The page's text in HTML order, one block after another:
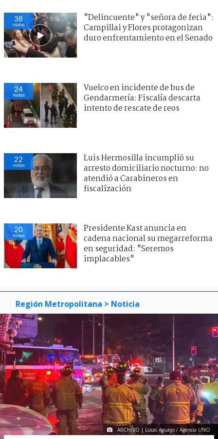
38
visitas
"Delincuente" y "señora de feria":
Campillai y Flores protagonizan
duro enfrentamiento en el Senado
24
visitas
Vuelco en incidente de bus de
Gendarmería: Fiscalía descarta
intento de rescate de reos
22
visitas
Luis Hermosilla incumplió su
arresto domiciliario nocturno: no
atendió a Carabineros en
fiscalización
20
visitas
Presidente Kast anuncia en
cadena nacional su megarreforma
en seguridad: "Seremos
implacables"
Región Metropolitana > Noticia
ARCHIVO | Lucas Aguayo / Agencia UNO